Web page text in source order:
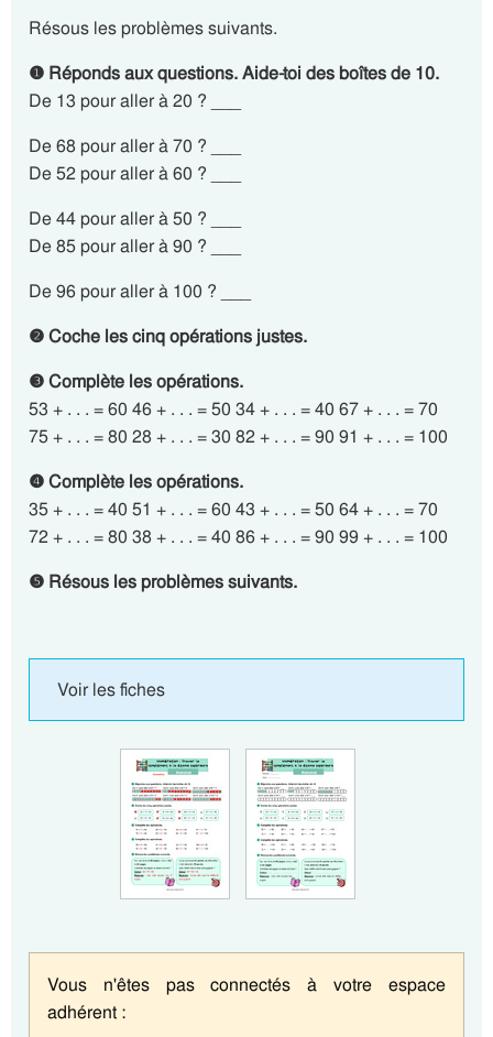
Résous les problèmes suivants.
❶ Réponds aux questions. Aide-toi des boîtes de 10.
De 13 pour aller à 20 ? ___
De 68 pour aller à 70 ? ___
De 52 pour aller à 60 ? ___
De 44 pour aller à 50 ? ___
De 85 pour aller à 90 ? ___
De 96 pour aller à 100 ? ___
❷ Coche les cinq opérations justes.
❸ Complète les opérations.
53 + . . . = 60 46 + . . . = 50 34 + . . . = 40 67 + . . . = 70
75 + . . . = 80 28 + . . . = 30 82 + . . . = 90 91 + . . . = 100
❹ Complète les opérations.
35 + . . . = 40 51 + . . . = 60 43 + . . . = 50 64 + . . . = 70
72 + . . . = 80 38 + . . . = 40 86 + . . . = 90 99 + . . . = 100
❺ Résous les problèmes suivants.
Voir les fiches
Vous n'êtes pas connectés à votre espace
adhérent :